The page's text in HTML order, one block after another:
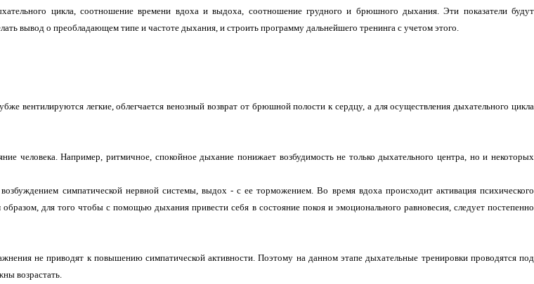
цикла, соотношение времени вдоха и выдоха, соотношение грудного и брюшного дыхания. Эти показатели будут
вывод о преобладающем типе и частоте дыхания, и строить программу дальнейшего тренинга с учетом этого.
вентилируются легкие, облегчается венозный возврат от брюшной полости к сердцу, а дляосуществления дыхательного цикла
человека. Например, ритмичное, спокойное дыхание понижает возбудимость не только дыхательного центра, но и некоторых
симпатической нервной системы, выдох - с ее торможением. Во время вдоха происходит активация психического
для того чтобы с помощью дыхания привести себя в состояние покоя и эмоционального равновесия, следует постепенно
не приводят к повышению симпатической активности. Поэтому на данном этапе дыхательные тренировки проводятся под
возрастать.